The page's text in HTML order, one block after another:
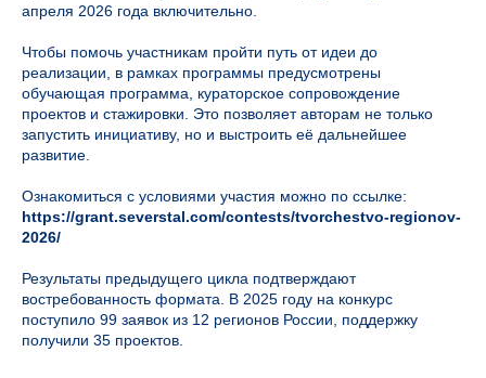
апреля 2026 года включительно.
Чтобы помочь участникам пройти путь от идеи до
реализации, в рамках программы предусмотрены
обучающая программа, кураторское сопровождение
проектов и стажировки. Это позволяет авторам не только
запустить инициативу, но и выстроить её дальнейшее
развитие.
Ознакомиться с условиями участия можно по ссылке:
https://grant.severstal.com/contests/tvorchestvo-regionov-
2026/
Результаты предыдущего цикла подтверждают
востребованность формата. В 2025 году на конкурс
поступило 99 заявок из 12 регионов России, поддержку
получили 35 проектов.